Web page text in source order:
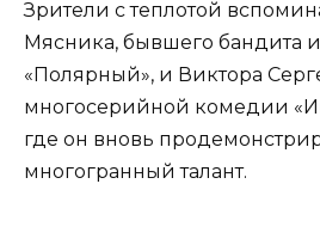
Зрители с теплотой
Мясника, бывшего бандита
«Полярный», и Виктора
многосерийной комедии
где он вновь
многогранный талант.